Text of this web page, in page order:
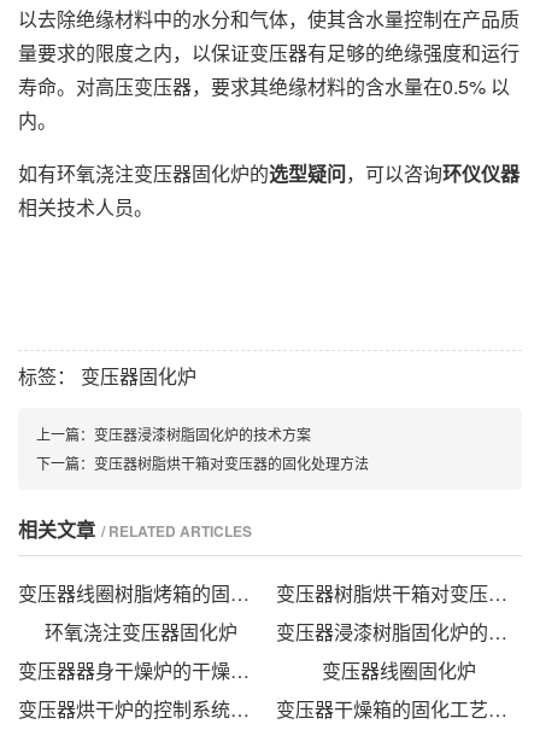
以去除绝缘材料中的水分和气体，使其含水量控制在产品质
量要求的限度之内，以保证变压器有足够的绝缘强度和运行
寿命。对高压变压器，要求其绝缘材料的含水量在0.5% 以
内。
如有环氧浇注变压器固化炉的选型疑问，可以咨询环仪仪器
相关技术人员。
标签： 变压器固化炉
上一篇： 变压器浸漆树脂固化炉的技术方案
下一篇： 变压器树脂烘干箱对变压器的固化处理方法
相关文章 / RELATED ARTICLES
变压器线圈树脂烤箱的固化时间与温度的影响
变压器树脂烘干箱对变压器的固化处理方法
环氧浇注变压器固化炉
变压器浸漆树脂固化炉的技术方案
变压器器身干燥炉的干燥方法
变压器线圈固化炉
变压器烘干炉的控制系统设计
变压器干燥箱的固化工艺研究